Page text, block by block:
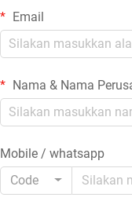
Email
Nama & Nama
Mobile / whatsapp
Code